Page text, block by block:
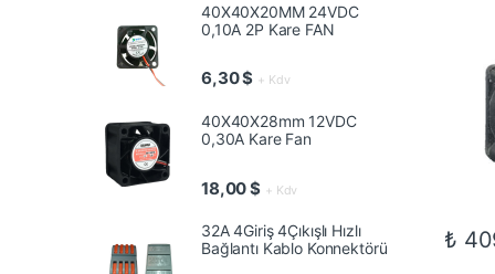
₺
40X40X20MM 24VDC
0,10A 2P Kare FAN
6,30$ + Kdv
40X40X28mm 12VDC
0,30A Kare Fan
18,00$ + Kdv
32A 4Giriş 4Çıkışlı Hızlı
Bağlantı Kablo Konnektörü